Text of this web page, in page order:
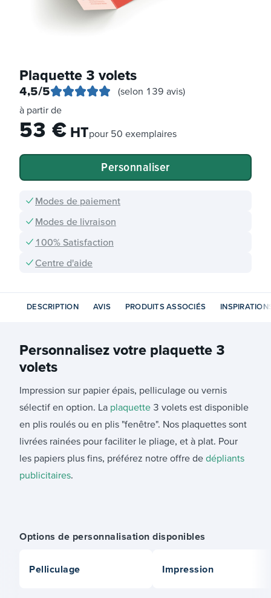
DESCRIPTION AVIS PRODUITS ASSOCIÉS
Plaquette 3 volets
4,5/5
(selon 139 avis)
à partir de
53 €HTpour 50 exemplaires
Personnaliser
Modes de paiement
Modes de livraison
100% Satisfaction
Centre d'aide
Personnalisez votre plaquette 3
volets
Impression sur papier épais, pelliculage ou vernis
sélectif en option. La plaquette 3 volets est disponible
en plis roulés ou en plis "fenêtre". Nos plaquettes sont
livrées rainées pour faciliter le pliage, et à plat. Pour
les papiers plus fins, préférez notre offre de dépliants
publicitaires.
Options de personnalisation disponibles
Pelliculage Impression